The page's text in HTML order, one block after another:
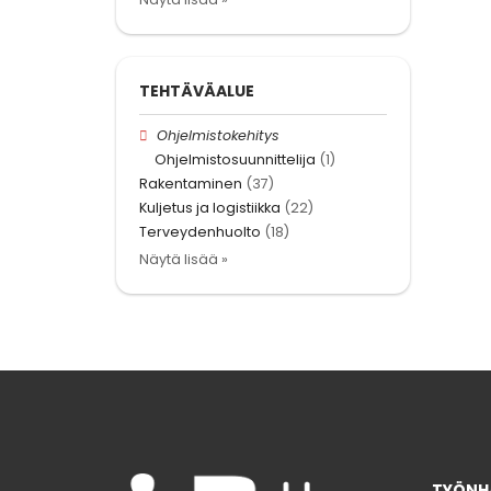
TEHTÄVÄALUE
Ohjelmistokehitys
Ohjelmistosuunnittelija (1)
Rakentaminen (37)
Kuljetus ja logistiikka (22)
Terveydenhuolto (18)
Näytä lisää »